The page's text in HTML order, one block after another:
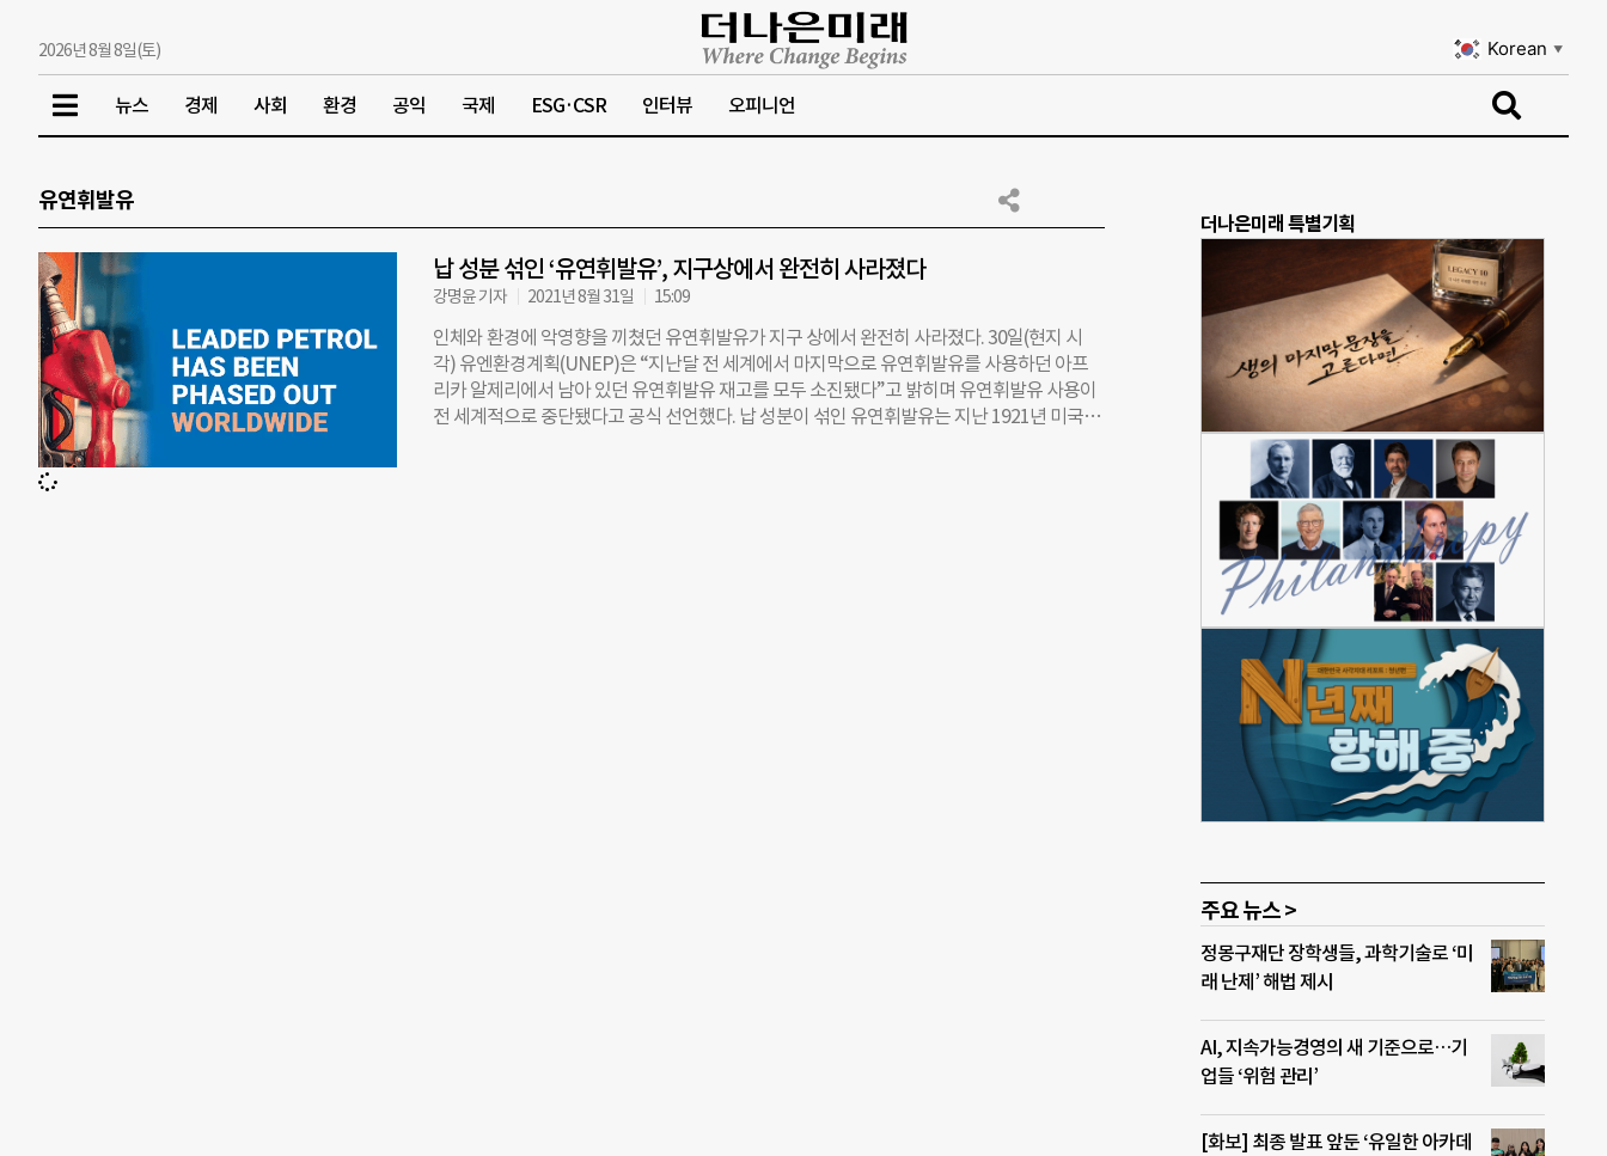
2026년 8월 8일(토) Korean ▼
뉴스 경제 사회 환경 공익 국제 ESG·CSR 인터뷰 오피니언
유연휘발유
납 성분 섞인 ‘유연휘발유’, 지구상에서 완전히 사라졌다
강명윤 기자 2021년 8월 31일 15:09
인체와 환경에 악영향을 끼쳤던 유연휘발유가 지구 상에서 완전히 사라졌다. 30일(현지 시
각) 유엔환경계획(UNEP)은 “지난달 전 세계에서 마지막으로 유연휘발유를 사용하던 아프
리카 알제리에서 남아 있던 유연휘발유 재고를 모두 소진됐다”고 밝히며 유연휘발유 사용이
전 세계적으로 중단됐다고 공식 선언했다. 납 성분이 섞인 유연휘발유는 지난 1921년 미국 제
더나은미래 특별기획
주요 뉴스 >
정몽구재단 장학생들, 과학기술로 ‘미
래 난제’ 해법 제시
AI, 지속가능경영의 새 기준으로…기
업들 ‘위험 관리’
[화보] 최종 발표 앞둔 ‘유일한 아카데